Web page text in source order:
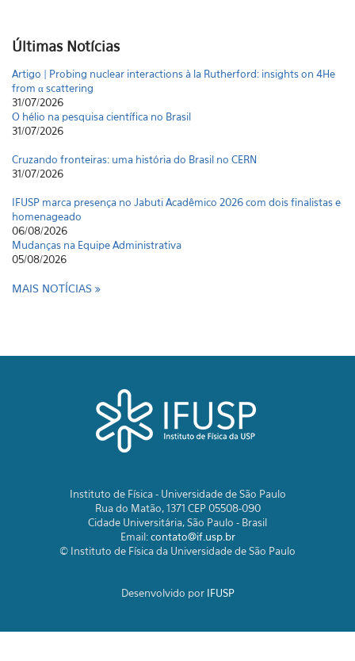
Últimas Notícias
Artigo | Probing nuclear interactions à la Rutherford: insights on 4He
from α scattering
O hélio na pesquisa científica no Brasil
31/07/2026
Cruzando fronteiras: uma história do Brasil no CERN
31/07/2026
IFUSP marca presença no Jabuti Acadêmico 2026 com dois finalistas e
homenageado
Mudanças na Equipe Administrativa
05/08/2026
Artigo | Probing nuclear interactions à la Rutherford: insights on 4He
from α scattering
MAIS NOTÍCIAS
Instituto de Física - Universidade de São Paulo
Rua do Matão, 1371 CEP 05508-090
Cidade Universitária, São Paulo - Brasil
Email:contato@if.usp.br
© Instituto de Física da Universidade de São Paulo
Desenvolvido por IFUSP